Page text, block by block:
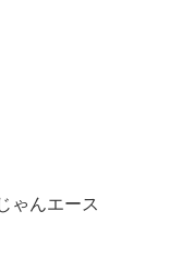
ゃんエース